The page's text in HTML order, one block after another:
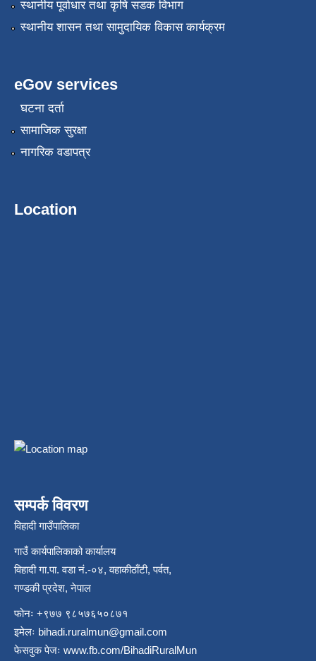
स्थानीय पूर्वाधार तथा कृषि सडक विभाग
स्थानीय शासन तथा सामुदायिक विकास कार्यक्रम
eGov services
घटना दर्ता
सामाजिक सुरक्षा
नागरिक वडापत्र
Location
सम्पर्क विवरण
विहादी गाउँपालिका
गाउँ कार्यपालिकाको कार्यालय
विहादी गा.पा. वडा नं.-०४, वहाकीठाँटी, पर्वत,
गण्डकी प्रदेश, नेपाल
फोनः +९७७ ९८५७६५०८७१
इमेलः bihadi.ruralmun@gmail.com
फेसवुक पेजः www.fb.com/BihadiRuralMun